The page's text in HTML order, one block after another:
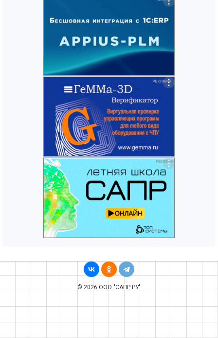
© 2026 ООО "САПР.РУ"